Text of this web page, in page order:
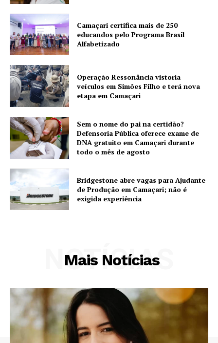
Camaçari certifica mais de 250
educandos pelo Programa Brasil
Alfabetizado
Operação Ressonância vistoria
veículos em Simões Filho e terá nova
etapa em Camaçari
Sem o nome do pai na certidão?
Defensoria Pública oferece exame de
DNA gratuito em Camaçari durante
todo o mês de agosto
Bridgestone abre vagas para Ajudante
de Produção em Camaçari; não é
exigida experiência
Mais Notícias
NOTÍCIAS